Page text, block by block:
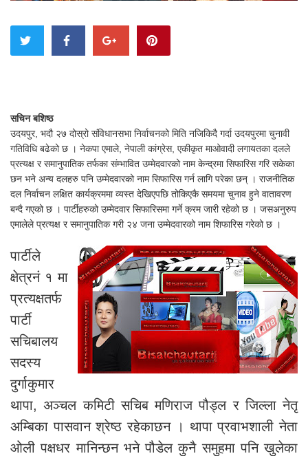
सचिन बशिष्ठ
उदयपुर, भदौ २७ दोस्रो संविधानसभा निर्वाचनको मिति नजिकिदै गर्दा उदयपुरमा चुनावी
गतिविधि बढेको छ । नेकपा एमाले, नेपाली कांग्रेस, एकीकृत माओवादी लगायतका दलले
प्रत्यक्ष र समानुपातिक तर्फका संम्भावित उम्मेदवारको नाम केन्द्रमा सिफारिस गरि सकेका
छन भने अन्य दलहरु पनि उम्मेदवारको नाम सिफारिस गर्न लागि परेका छन् । राजनीतिक
दल निर्वाचन लक्षित कार्यक्रममा व्यस्त देखिएपछि तोकिएकै समयमा चुनाव हुने वातावरण
बन्दै गएको छ । पार्टीहरुको उम्मेदवार सिफारिसमा गर्ने क्रम जारी रहेको छ । जसअनुरुप
एमालेले प्रत्यक्ष र समानुपातिक गरी २४ जना उम्मेदवारको नाम शिफारिस गरेको छ ।
पार्टीले
क्षेत्रनं १ मा
प्रत्यक्षतर्फ
पार्टी
सचिबालय
सदस्य
दुर्गाकुमार
थापा, अञ्चल कमिटी सचिब मणिराज पौड्ल र जिल्ला नेतृ
अम्बिका पासवान श्रेष्ठ रहेकाछन । थापा प्रवाभशाली नेता
ओली पक्षधर मानिन्छन भने पौडेल कुनै समुहमा पनि खुलेका